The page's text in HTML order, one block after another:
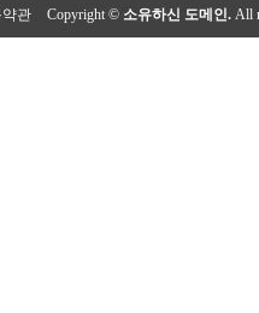
관 Copyright © 소유하신 도메인. All